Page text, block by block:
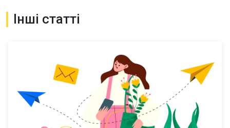
Інші статті